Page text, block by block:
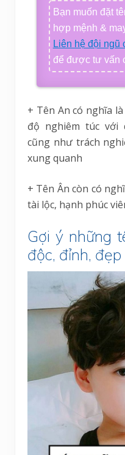
Bạn muốn đặt
hợp mệnh &
Liên hệ đội ngũ
để được tư vấn
+ Tên An có nghĩa
độ nghiêm túc với
cũng như trách
xung quanh
+ Tên Ân còn có
tài lộc, hạnh phúc
Gợi ý những
độc, đỉnh,